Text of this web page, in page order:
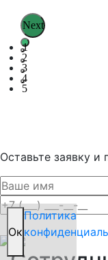
Next
1
2
3
4
5
Оставьте заявку и
Oк
Политика